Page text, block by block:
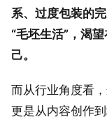
系、过度包装的
“毛坯生活”，渴
己。
而从行业角度看
更是从内容创作